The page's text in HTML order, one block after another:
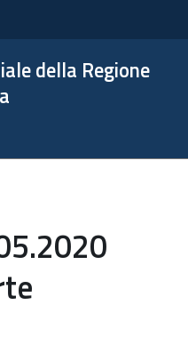
della Regione